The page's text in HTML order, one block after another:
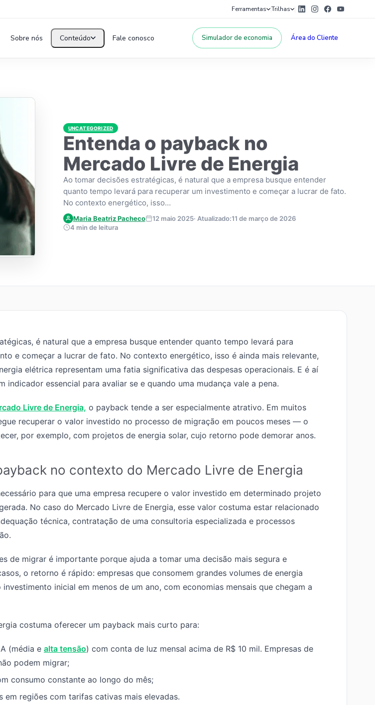
Ferramentas |Trilhas
Sobre nós Conteúdo Fale conosco Simulador de economia Área do Cliente
UNCATEGORIZED
Entenda o payback no
Mercado Livre de Energia
Ao tomar decisões estratégicas, é natural que a empresa busque entender
quanto tempo levará para recuperar um investimento e começar a lucrar de fato.
No contexto energético, isso…
Maria Beatriz Pacheco 12 maio 2025· Atualizado:11 de março de 2026
4 min de leitura
é natural que a empresa busque entender quanto tempo levará para
e começar a lucrar de fato. No contexto energético, isso é ainda mais relevante,
elétrica representam uma fatia significativa das despesas operacionais. E é aí
indicador essencial para avaliar se e quando uma mudança vale a pena.
Livre de Energia, o payback tende a ser especialmente atrativo. Em muitos
recuperar o valor investido no processo de migração em poucos meses — o
por exemplo, com projetos de energia solar, cujo retorno pode demorar anos.
no contexto do Mercado Livre de Energia
para que uma empresa recupere o valor investido em determinado projeto
No caso do Mercado Livre de Energia, esse valor costuma estar relacionado
técnica, contratação de uma consultoria especializada e processos
de migrar é importante porque ajuda a tomar uma decisão mais segura e
o retorno é rápido: empresas que consomem grandes volumes de energia
inicial em menos de um ano, com economias mensais que chegam a
costuma oferecer um payback mais curto para:
(média e alta tensão) com conta de luz mensal acima de R$ 10 mil. Empresas de
podem migrar;
consumo constante ao longo do mês;
em regiões com tarifas cativas mais elevadas.